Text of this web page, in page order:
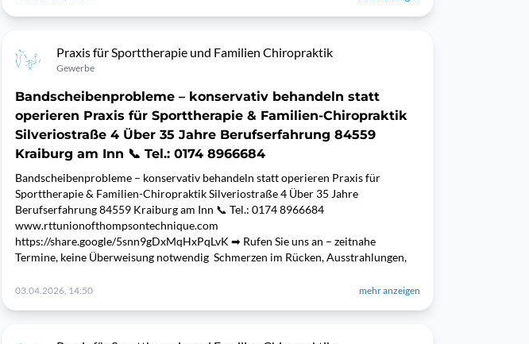
Praxis für Sporttherapie und Familien Chiropraktik
Gewerbe
Bandscheibenprobleme – konservativ behandeln statt
operieren Praxis für Sporttherapie & Familien-Chiropraktik
Silveriostraße 4 Über 35 Jahre Berufserfahrung 84559
Kraiburg am Inn 📞 Tel.: 0174 8966684
Bandscheibenprobleme – konservativ behandeln statt operieren Praxis für
Sporttherapie & Familien-Chiropraktik Silveriostraße 4 Über 35 Jahre
Berufserfahrung 84559 Kraiburg am Inn 📞 Tel.: 0174 8966684
www.rttunionofthompsontechnique.com
https://share.google/5snn9gDxMqHxPqLvK ➡ Rufen Sie uns an – zeitnahe
Termine, keine Überweisung notwendig Schmerzen im Rücken, Ausstrahlungen,
03.04.2026, 14:50 mehr anzeigen